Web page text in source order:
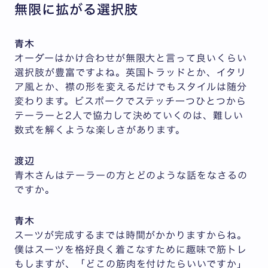
無限に拡がる選択肢
青木
オーダーはかけ合わせが無限大と言って良いくらい
選択肢が豊富ですよね。英国トラッドとか、イタリ
ア風とか、襟の形を変えるだけでもスタイルは随分
変わります。ビスポークでステッチ一つひとつから
テーラーと2人で協力して決めていくのは、難しい
数式を解くような楽しさがあります。
渡辺
青木さんはテーラーの方とどのような話をなさるの
ですか。
青木
スーツが完成するまでは時間がかかりますからね。
僕はスーツを格好良く着こなすために趣味で筋トレ
もしますが、「どこの筋肉を付けたらいいですか」